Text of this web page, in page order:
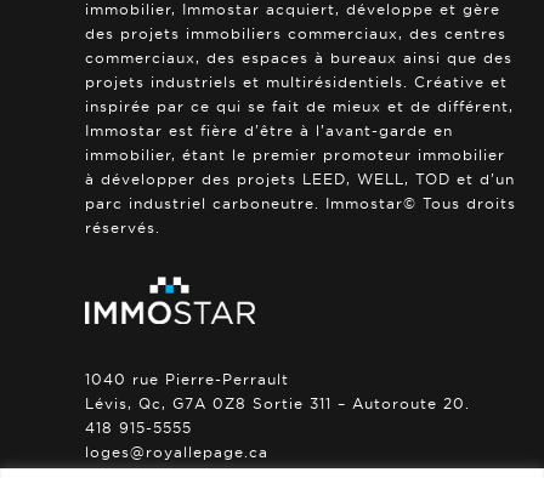
immobilier, Immostar acquiert, développe et gère
des projets immobiliers commerciaux, des centres
commerciaux, des espaces à bureaux ainsi que des
projets industriels et multirésidentiels. Créative et
inspirée par ce qui se fait de mieux et de différent,
Immostar est fière d’être à l’avant-garde en
immobilier, étant le premier promoteur immobilier
à développer des projets LEED, WELL, TOD et d’un
parc industriel carboneutre. Immostar© Tous droits
réservés.
1040 rue Pierre-Perrault
Lévis, Qc, G7A 0Z8 Sortie 311 – Autoroute 20.
418 915-5555
loges@royallepage.ca